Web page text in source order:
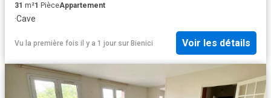
31 m²1 PièceAppartement
·Cave
Vu la première fois il y a 1 jour sur Bienici Voir les détails